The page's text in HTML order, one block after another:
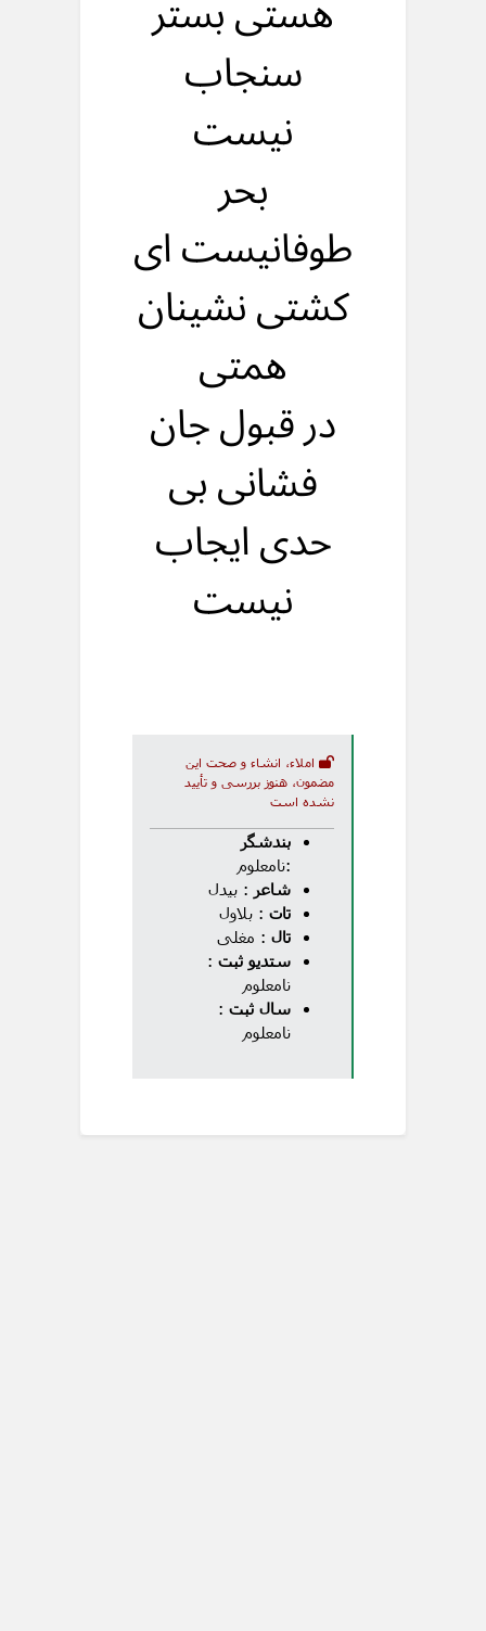
سنجاب
نیست
بحر
طوفانیست ای
کشتی نشینان
همتی
در قبول جان
فشانی بی
حدی ایجاب
نیست
املاء، انشاء و صحت این
مضمون، هنوز بررسی و تأیید
نشده است
بندشگر
:نامعلوم
شاعر : بیدل
تات : بلاول
تال : مغلی
ستدیو ثبت :
نامعلوم
سال ثبت :
نامعلوم